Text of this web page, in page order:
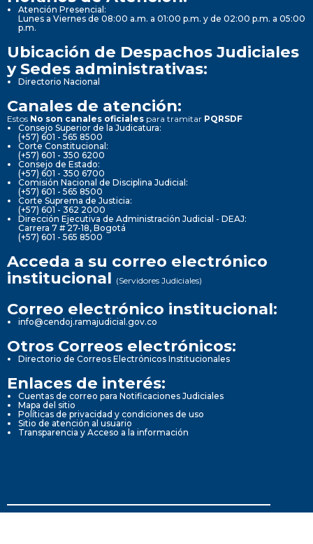
Atención Presencial:
Lunes a Viernes de 08:00 a.m. a 01:00 p.m. y de 02:00 p.m. a 05:00
p.m.
Ubicación de Despachos Judiciales
y Sedes administrativas:
Directorio Nacional
Canales de atención:
Estos No son canales oficiales para tramitar PQRSDF
Consejo Superior de la Judicatura:
(+57) 601 - 565 8500
Corte Constitucional:
(+57) 601 - 350 6200
Consejo de Estado:
(+57) 601 - 350 6700
Comisión Nacional de Disciplina Judicial:
(+57) 601 - 565 8500
Corte Suprema de Justicia:
(+57) 601 - 362 2000
Dirección Ejecutiva de Administración Judicial - DEAJ:
Carrera 7 # 27-18, Bogotá
(+57) 601 - 565 8500
Acceda a su correo electrónico
institucional (Servidores Judiciales)
Correo electrónico institucional:
info@cendoj.ramajudicial.gov.co
Otros Correos electrónicos:
Directorio de Correos Electrónicos Institucionales
Enlaces de interés:
Cuentas de correo para Notificaciones Judiciales
Mapa del sitio
Políticas de privacidad y condiciones de uso
Sitio de atención al usuario
Transparencia y Acceso a la información